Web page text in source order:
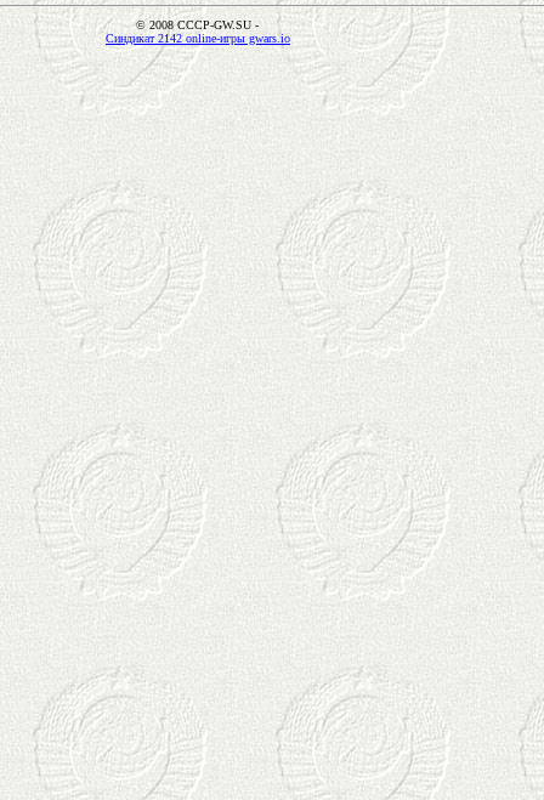
© 2008 CCCP-GW.SU -
Синдикат 2142 online-игры gwars.io